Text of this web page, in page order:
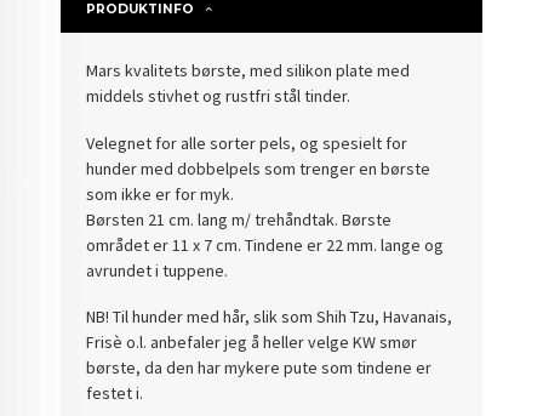
PRODUKTINFO
Mars kvalitets børste, med silikon plate med
middels stivhet og rustfri stål tinder.
Velegnet for alle sorter pels, og spesielt for
hunder med dobbelpels som trenger en børste
som ikke er for myk.
Børsten 21 cm. lang m/ trehåndtak. Børste
området er 11 x 7 cm. Tindene er 22 mm. lange og
avrundet i tuppene.
NB! Til hunder med hår, slik som Shih Tzu, Havanais,
Frisè o.l. anbefaler jeg å heller velge KW smør
børste, da den har mykere pute som tindene er
festet i.